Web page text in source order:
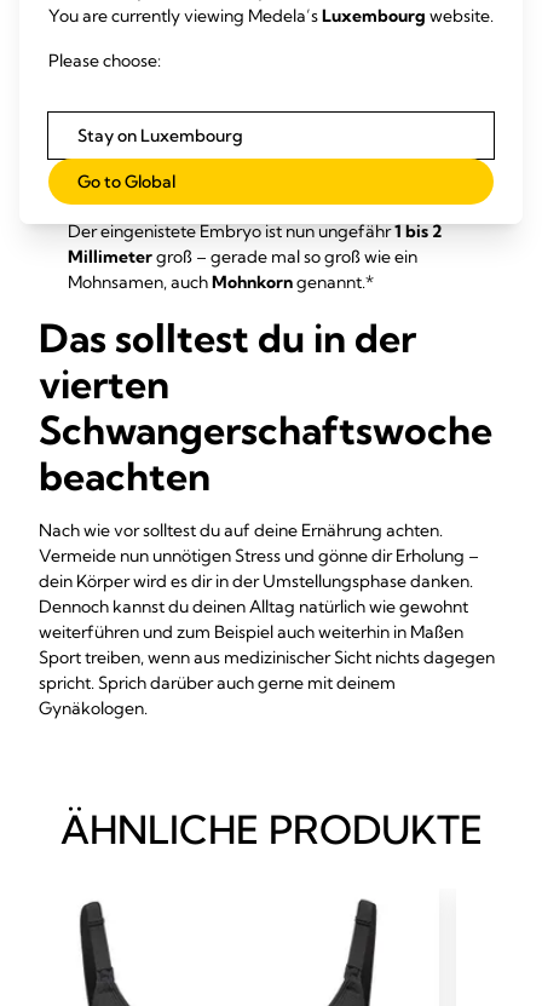
Die durchsichtige Plazenta-Blase verwächst mit der
mitFruchtwasser
So groß ist dein Baby in der 4.
SSW
Der eingenistete Embryo ist nun ungefähr1 bis 2
Millimetergroß – gerade mal so groß wie ein
Mohnsamen, auchMohnkorngenannt.*
Das solltest du in der
vierten
Schwangerschaftswoche
beachten
Nach wie vor solltest du auf deine Ernährung achten.
Vermeide nun unnötigen Stress und gönne dir Erholung –
dein Körper wird es dir in der Umstellungsphase danken.
Dennoch kannst du deinen Alltag natürlich wie gewohnt
weiterführen und zum Beispiel auch weiterhin in Maßen
Sport treiben, wenn aus medizinischer Sicht nichts dagegen
spricht. Sprich darüber auch gerne mit deinem
Gynäkologen.
ÄHNLICHE PRODUKTE
You are currently viewing Medela’sLuxembourg website.
Please choose:
Stay on Luxembourg
Go to Global